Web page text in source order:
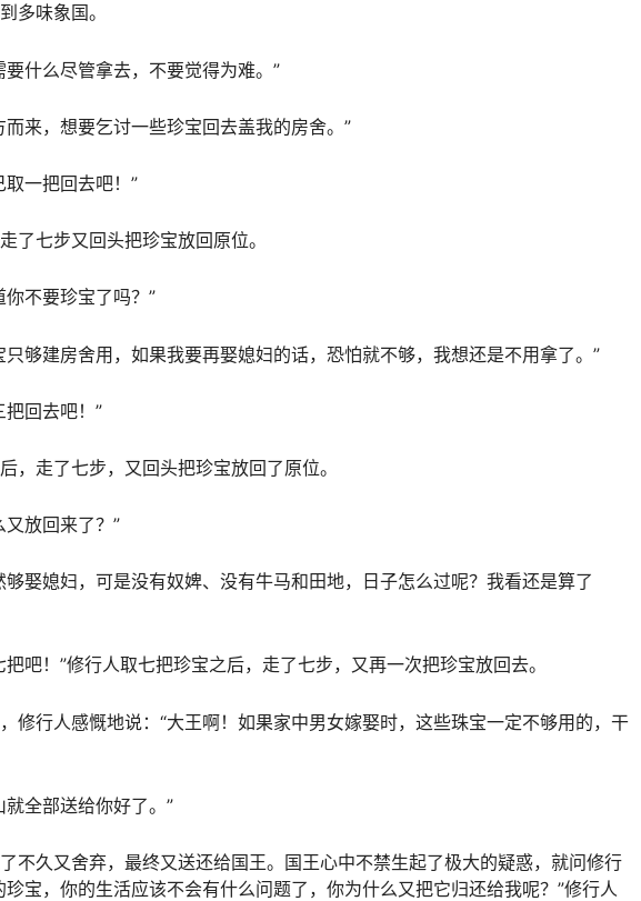
多味象国。
什么尽管拿去，不要觉得为难。”
来，想要乞讨一些珍宝回去盖我的房舍。”
一把回去吧！”
了七步又回头把珍宝放回原位。
你不要珍宝了吗？”
只够建房舍用，如果我要再娶媳妇的话，恐怕就不够，我想还是不用拿了。”
把回去吧！”
，走了七步，又回头把珍宝放回了原位。
又放回来了？”
够娶媳妇，可是没有奴婢、没有牛马和田地，日子怎么过呢？我看还是算了
吧！”修行人取七把珍宝之后，走了七步，又再一次把珍宝放回去。
修行人感慨地说：“大王啊！如果家中男女嫁娶时，这些珠宝一定不够用的，干
全部送给你好了。”
不久又舍弃，最终又送还给国王。国王心中不禁生起了极大的疑惑，就问修行
珍宝，你的生活应该不会有什么问题了，你为什么又把它归还给我呢？”修行人